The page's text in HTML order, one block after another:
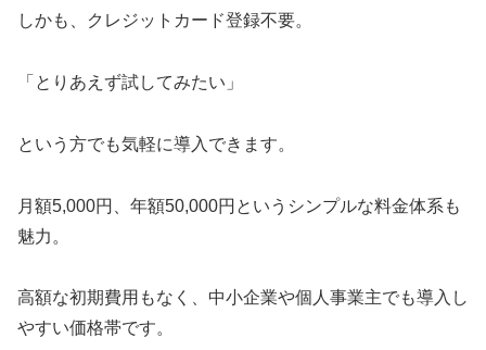
しかも、クレジットカード登録不要。
「とりあえず試してみたい」
という方でも気軽に導入できます。
月額5,000円、年額50,000円というシンプルな料金体系も
魅力。
高額な初期費用もなく、中小企業や個人事業主でも導入し
やすい価格帯です。